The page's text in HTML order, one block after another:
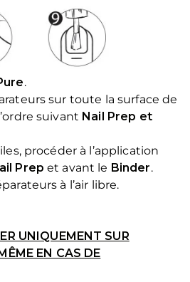
.
sur toute la surface de
suivant Nail Prep et
procéder à l’application
Prepet avant le Binder.
à l’air libre.
UNIQUEMENT SUR
EN CAS DE